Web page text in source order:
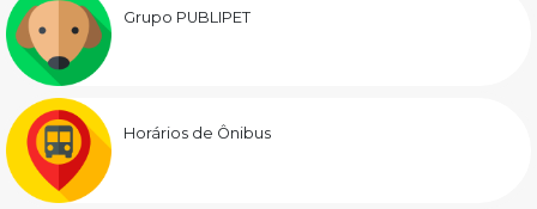
Grupo PUBLIPET
Horários de Ônibus